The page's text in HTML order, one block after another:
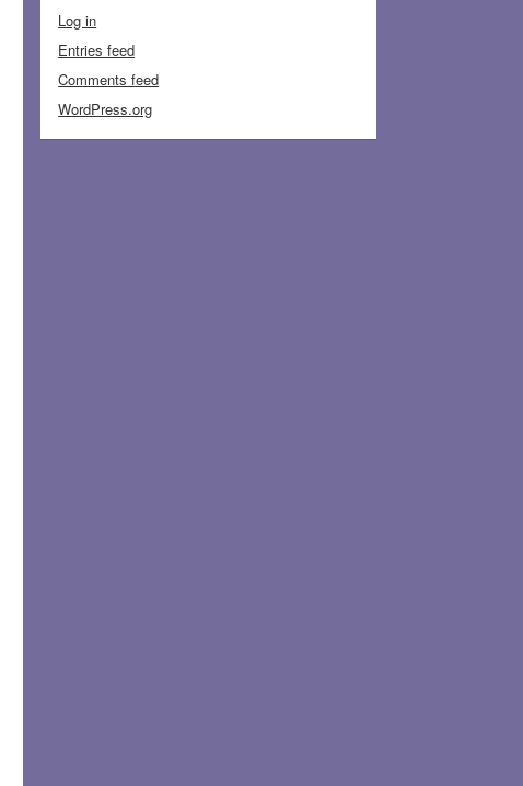
Log in
Entries feed
Comments feed
WordPress.org